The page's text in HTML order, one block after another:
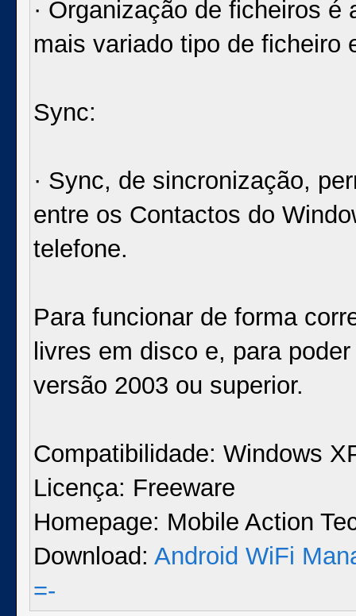
· Organização de ficheiros
mais variado tipo de ficheiro
Sync:
· Sync, de sincronização,
entre os Contactos do
telefone.
Para funcionar de forma
livres em disco e, para
versão 2003 ou superior.
Compatibilidade: Windows
Licença: Freeware
Homepage: Mobile Action
Download: Android WiFi
=-